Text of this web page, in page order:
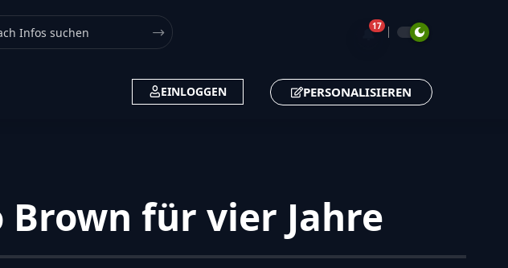
🔔17
EINLOGGEN PERSONALISIEREN
für vier Jahre